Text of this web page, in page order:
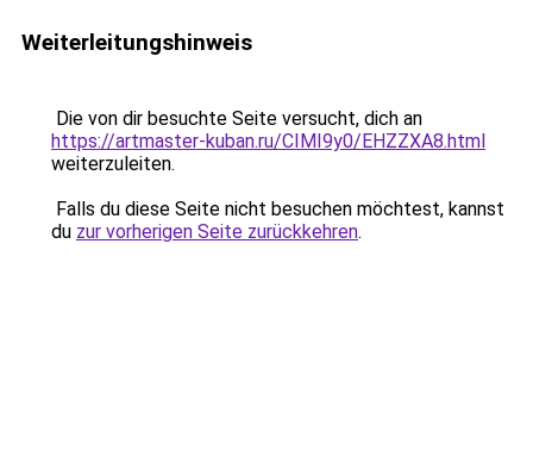
Weiterleitungshinweis
Die von dir besuchte Seite versucht, dich an
https://artmaster-kuban.ru/CIMI9y0/EHZZXA8.html
weiterzuleiten.
Falls du diese Seite nicht besuchen möchtest, kannst
du zur vorherigen Seite zurückkehren.